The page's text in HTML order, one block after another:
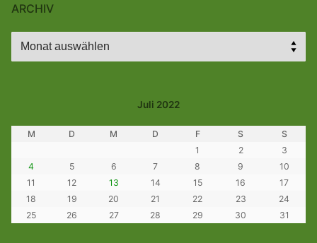
ARCHIV
Archiv
Juli 2022
M D M D F S
S
1
2
3
4
5 6 7 8 9
10
11
12 13 14 15 16
17
18
19 20 21 22 23
24
25
26 27 28 29 30 31